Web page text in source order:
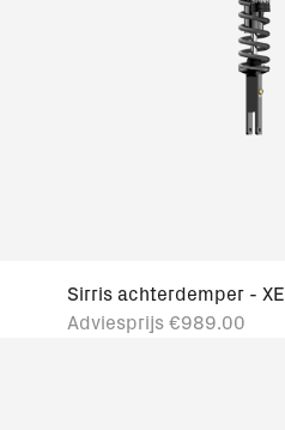
Sirris achterdemper - XE
Adviesprijs €989.00